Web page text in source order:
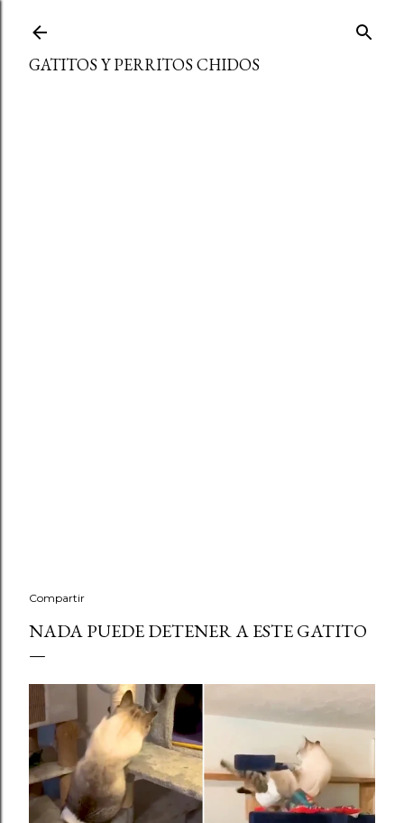
GATITOS Y PERRITOS CHIDOS
Compartir
NADA PUEDE DETENER A ESTE GATITO